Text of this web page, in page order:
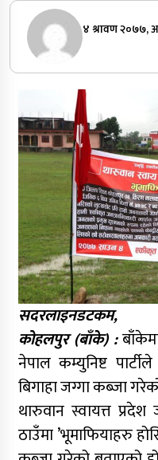
४ श्रावण २०७७,
सदरलाइनडटकम,
कोहलपुर (बाँके) :
नेपाल कम्युनिष्ट
बिगाहा जग्गा कब्जा
थारुवान स्वायत्त
ठाउँमा ’भूमाफियाहरु